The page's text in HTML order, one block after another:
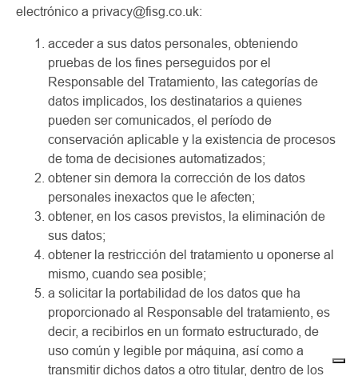
electrónico a privacy@fisg.co.uk:
acceder a sus datos personales, obteniendo
pruebas de los fines perseguidos por el
Responsable del Tratamiento, las categorías de
datos implicados, los destinatarios a quienes
pueden ser comunicados, el período de
conservación aplicable y la existencia de procesos
de toma de decisiones automatizados;
obtener sin demora la corrección de los datos
personales inexactos que le afecten;
obtener, en los casos previstos, la eliminación de
sus datos;
obtener la restricción del tratamiento u oponerse al
mismo, cuando sea posible;
a solicitar la portabilidad de los datos que ha
proporcionado al Responsable del tratamiento, es
decir, a recibirlos en un formato estructurado, de
uso común y legible por máquina, así como a
transmitir dichos datos a otro titular, dentro de los